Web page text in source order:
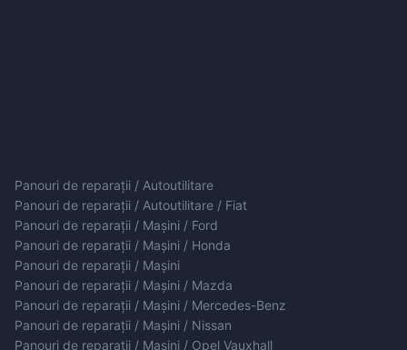
Panouri de reparații / Autoutilitare
Panouri de reparații / Autoutilitare / Fiat
Panouri de reparații / Mașini / Ford
Panouri de reparații / Mașini / Honda
Panouri de reparații / Mașini
Panouri de reparații / Mașini / Mazda
Panouri de reparații / Mașini / Mercedes-Benz
Panouri de reparații / Mașini / Nissan
Panouri de reparații / Mașini / Opel Vauxhall